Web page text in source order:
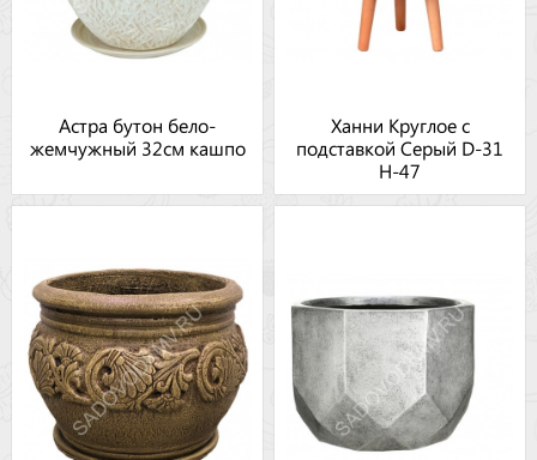
Астра бутон бело-
жемчужный 32см кашпо
Ханни Круглое с
подставкой Серый D-31
H-47